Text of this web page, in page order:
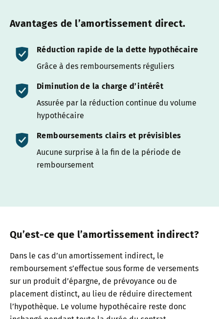
Avantages de l’amortissement direct.
Réduction rapide de la dette hypothécaire
Grâce à des remboursements réguliers
Diminution de la charge d’intérêt
Assurée par la réduction continue du volume
hypothécaire
Remboursements clairs et prévisibles
Aucune surprise à la fin de la période de
remboursement
Qu’est-ce que l’amortissement indirect?
Dans le cas d’un amortissement indirect, le
remboursement s’effectue sous forme de versements
sur un produit d’épargne, de prévoyance ou de
placement distinct, au lieu de réduire directement
l’hypothèque. Le volume hypothécaire reste donc